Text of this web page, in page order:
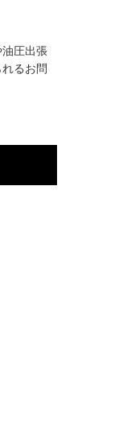
圧出張
るお問